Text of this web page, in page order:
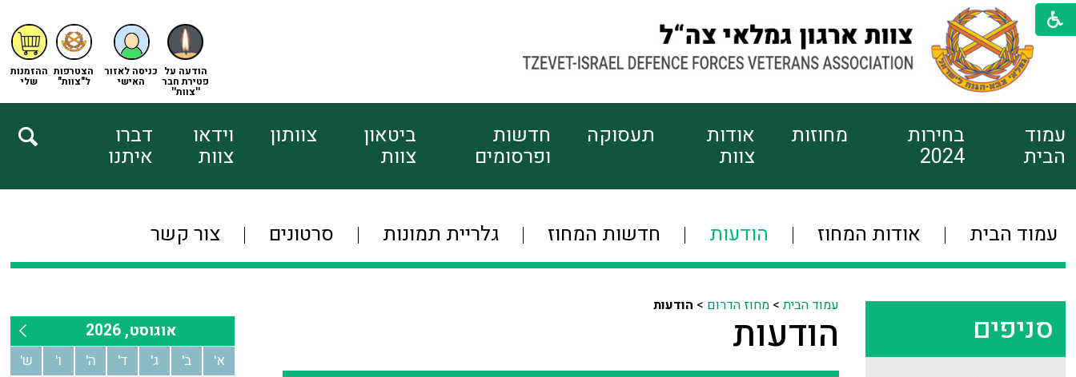
ההזמנות
שלי
הצטרפות
ל"צוות"
כניסה לאזור
האישי
הודעה על
פטירת חבר
''צוות''
עמוד
הבית
בחירות
2024
מחוזות אודות
צוות
תעסוקה חדשות
ופרסומים
ביטאון
צוות
צוותון וידאו
צוות
דברו
איתנו
עמוד הבית אודות המחוז הודעות חדשות המחוז גלריית תמונות סרטונים צור קשר
סניפים
עמוד הבית>מחוז הדרום > הודעות
הודעות